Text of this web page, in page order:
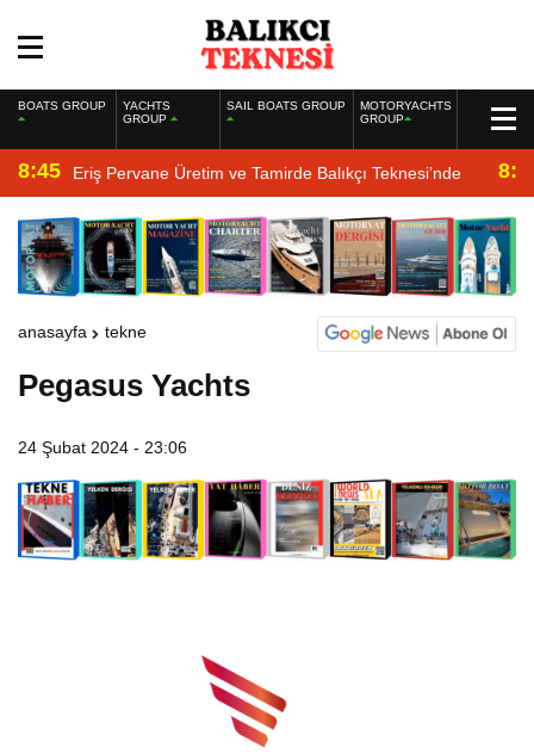
BOATS GROUP
YACHTS
GROUP
SAIL BOATS GROUP
MOTORYACHTS
GROUP
8:45 Eriş Pervane Üretim ve Tamirde Balıkçı Teknesi’nde
anasayfa tekne
Pegasus Yachts
24 Şubat 2024 - 23:06